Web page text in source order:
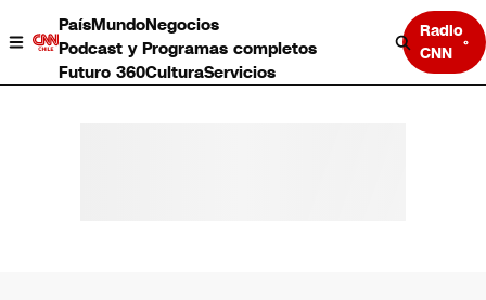
PaísMundoNegocios
Podcast y Programas completos
Futuro 360CulturaServicios
Radio
CNN